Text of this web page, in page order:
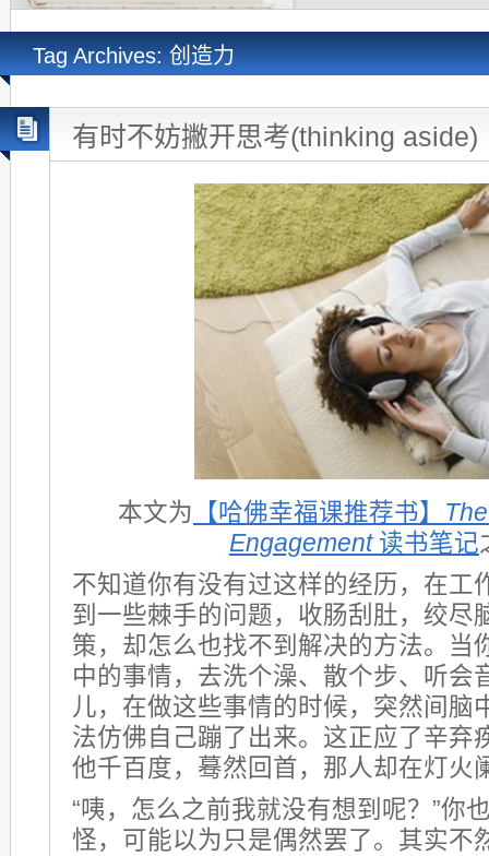
Tag Archives: 创造力
有时不妨撇开思考(thinking aside)
本文为 【哈佛幸福课推荐书】
Engagement 读书笔记
不知道你有没有过这样的经历，在工
到一些棘手的问题，收肠刮肚，绞尽
策，却怎么也找不到解决的方法。当
中的事情，去洗个澡、散个步、听会
儿，在做这些事情的时候，突然间脑
法仿佛自己蹦了出来。这正应了辛弃
他千百度，蓦然回首，那人却在灯火
“咦，怎么之前我就没有想到呢？”你
怪，可能以为只是偶然罢了。其实不